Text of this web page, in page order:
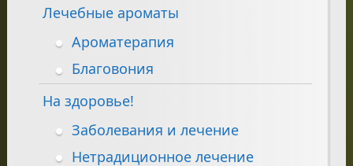
Лечебные ароматы
Ароматерапия
Благовония
На здоровье!
Заболевания и лечение
Нетрадиционное лечение